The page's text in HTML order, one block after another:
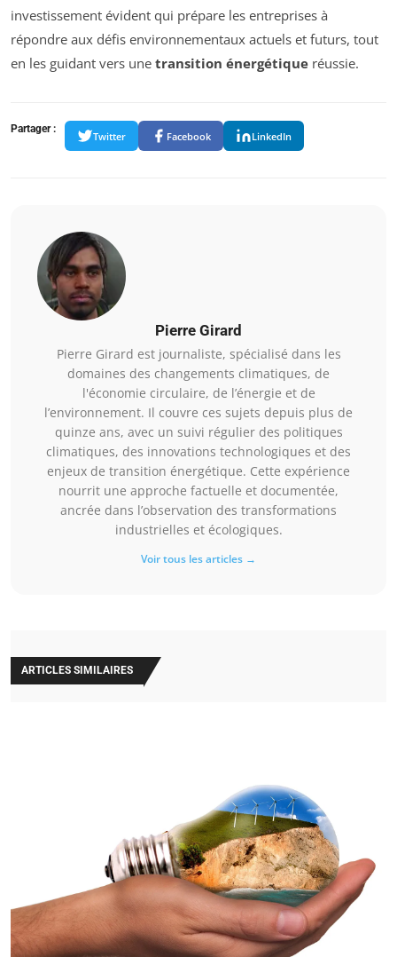
investissement évident qui prépare les entreprises à
répondre aux défis environnementaux actuels et futurs, tout
en les guidant vers une transition énergétique réussie.
Partager :
Twitter Facebook LinkedIn
Pierre Girard
Pierre Girard est journaliste, spécialisé dans les
domaines des changements climatiques, de
l'économie circulaire, de l’énergie et de
l’environnement. Il couvre ces sujets depuis plus de
quinze ans, avec un suivi régulier des politiques
climatiques, des innovations technologiques et des
enjeux de transition énergétique. Cette expérience
nourrit une approche factuelle et documentée,
ancrée dans l’observation des transformations
industrielles et écologiques.
Voir tous les articles →
ARTICLES SIMILAIRES